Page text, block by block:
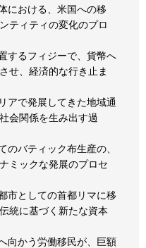
における、米国への移
ティティの変化のプロ
するフィジーで、貨幣へ
せ、経済的な行き止ま
アで発展してきた地域通
会関係を生み出す過
のバティック布生産の、
ミックな発展のプロセ
市としての首都リマに移
統に基づく新たな資本
向かう労働移民が、巨額